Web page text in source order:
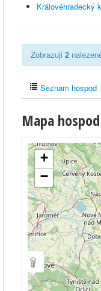
Královéhradecký
Zobrazuji 2
Seznam hospod
Mapa
+
−